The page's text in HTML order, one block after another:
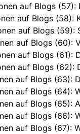
auf Blogs
auf Blogs (58):
auf Blogs (59):
auf Blogs (60):
auf Blogs (61):
auf Blogs (62):
auf Blogs (63):
auf Blogs (64):
auf Blogs (65):
auf Blogs (66):
auf Blogs (67):